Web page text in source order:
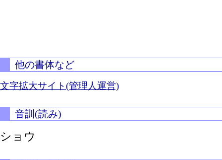
他の書体など
文字拡大サイト(管理人運営)
音訓(読み)
ショウ